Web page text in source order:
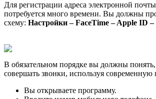
Для регистрации адреса электронной
потребуется много времени. Вы должны
схему: Настройки – FaceTime – Apple ID –
В обязательном порядке вы должны
совершать звонки, используя современную
Вы открываете программу.